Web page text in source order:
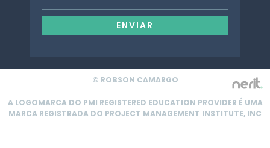
ENVIAR
© ROBSON CAMARGO
A LOGOMARCA DO PMI REGISTERED EDUCATION PROVIDER É UMA
MARCA REGISTRADA DO PROJECT MANAGEMENT INSTITUTE, INC